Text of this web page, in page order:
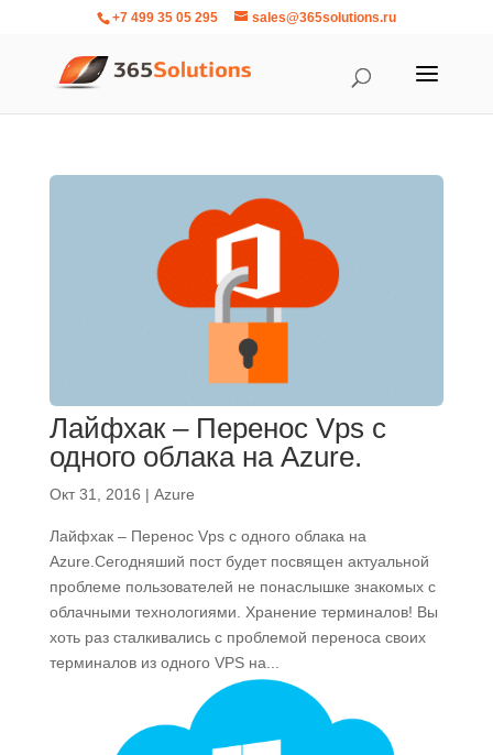
+7 499 35 05 295 sales@365solutions.ru
Лайфхак – Перенос Vps с
одного облака на Azure.
Окт 31, 2016 | Azure
Лайфхак – Перенос Vps с одного облака на
Azure.Сегодняший пост будет посвящен актуальной
проблеме пользователей не понаслышке знакомых с
облачными технологиями. Хранение терминалов! Вы
хоть раз сталкивались с проблемой переноса своих
терминалов из одного VPS на...